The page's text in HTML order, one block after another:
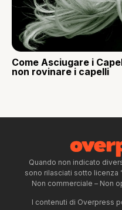
Come Asciugare i
non rovinare i capelli
Quando non indicato
sono rilasciati sotto licenza
Non commerciale – Non
I contenuti di Overpress